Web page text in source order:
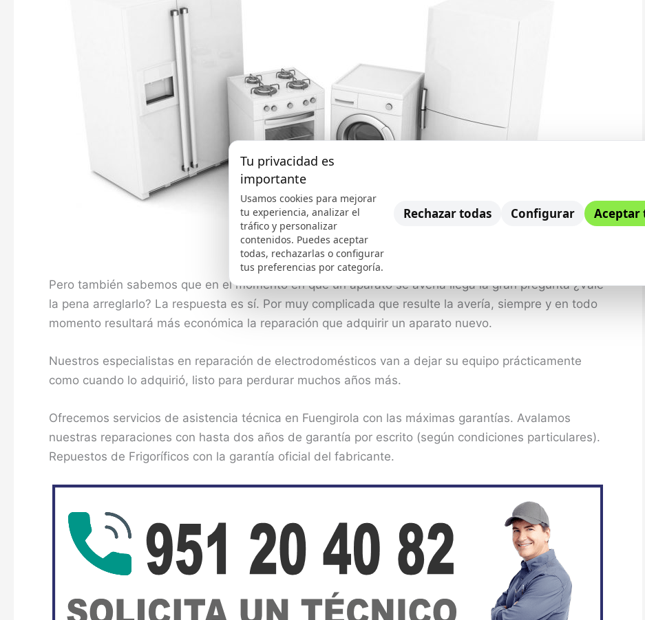
Pero también sabemos que en el momento en que un aparato se avería llega la gran pregunta ¿Vale
la pena arreglarlo? La respuesta es sí. Por muy complicada que resulte la avería, siempre y en todo
momento resultará más económica la reparación que adquirir un aparato nuevo.
Nuestros especialistas en reparación de electrodomésticos van a dejar su equipo prácticamente
como cuando lo adquirió, listo para perdurar muchos años más.
Ofrecemos servicios de asistencia técnica en Fuengirola con las máximas garantías. Avalamos
nuestras reparaciones con hasta dos años de garantía por escrito (según condiciones particulares).
Repuestos de Frigoríficos con la garantía oficial del fabricante.
Tu privacidad es
importante
Usamos cookies para mejorar
tu experiencia, analizar el
tráfico y personalizar
contenidos. Puedes aceptar
todas, rechazarlas o configurar
tus preferencias por categoría.
Rechazar todas Configurar Aceptar